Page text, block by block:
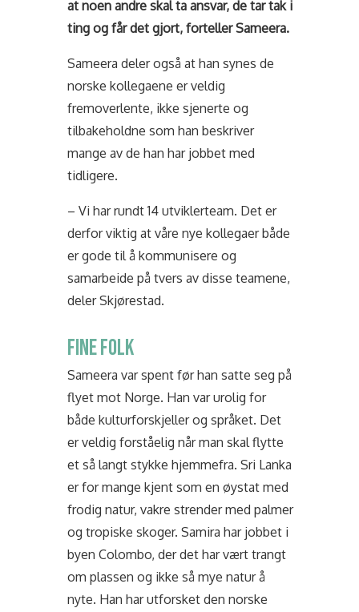
at noen andre skal ta ansvar, de tar tak i
ting og får det gjort, forteller Sameera.
Sameera deler også at han synes de
norske kollegaene er veldig
fremoverlente, ikke sjenerte og
tilbakeholdne som han beskriver
mange av de han har jobbet med
tidligere.
– Vi har rundt 14 utviklerteam. Det er
derfor viktig at våre nye kollegaer både
er gode til å kommunisere og
samarbeide på tvers av disse teamene,
deler Skjørestad.
FINE FOLK
Sameera var spent før han satte seg på
flyet mot Norge. Han var urolig for
både kulturforskjeller og språket. Det
er veldig forståelig når man skal flytte
et så langt stykke hjemmefra. Sri Lanka
er for mange kjent som en øystat med
frodig natur, vakre strender med palmer
og tropiske skoger. Samira har jobbet i
byen Colombo, der det har vært trangt
om plassen og ikke så mye natur å
nyte. Han har utforsket den norske